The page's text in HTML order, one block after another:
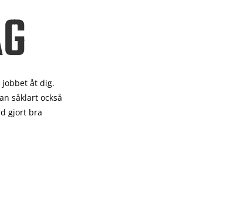
jobbet åt dig.
såklart också
gjort bra